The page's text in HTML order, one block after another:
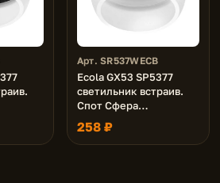
с
90х73
Арт. SR537WECB
Ecola GX53 SP5377
светильник встраив.
Спот Сфера
углубленный Белый с
матовым сводом 90х73
(к+)
258 ₽